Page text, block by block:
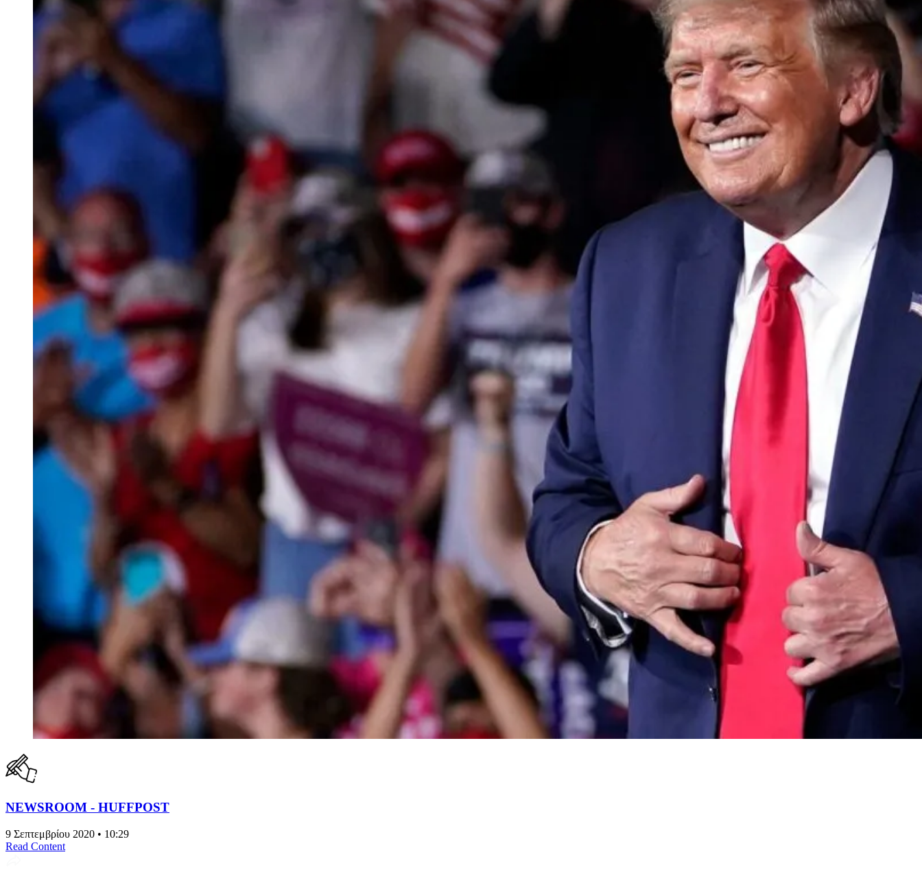
NEWSROOM - HUFFPOST
9 Σεπτεμβρίου 2020 • 10:29
Read Content